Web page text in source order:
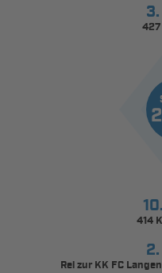
414
Rel zur KK FC